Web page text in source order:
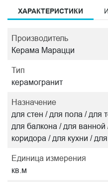
ХАРАКТЕРИСТИКИ
Производитель
Керама Марацци
Тип
керамогранит
Назначение
для стен / для пола / для
для балкона / для ванной
коридора / для кухни /
Единица измерения
кв.м